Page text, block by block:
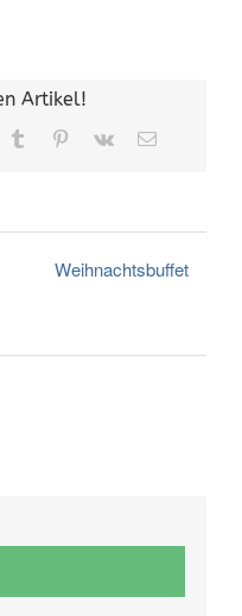
Artikel!
Tumblr Pinterest
Vk
E-
Weihnachtsbuffet